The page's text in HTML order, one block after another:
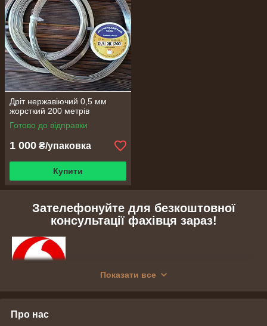
Дріт нержавіючий 0,5 мм
жорсткий 200 метрів
Готово до відправки
1 000 ₴/упаковка
Купити
Зателефонуйте для безкоштовної
консультації фахівця зараз!
Показати все
Про нас